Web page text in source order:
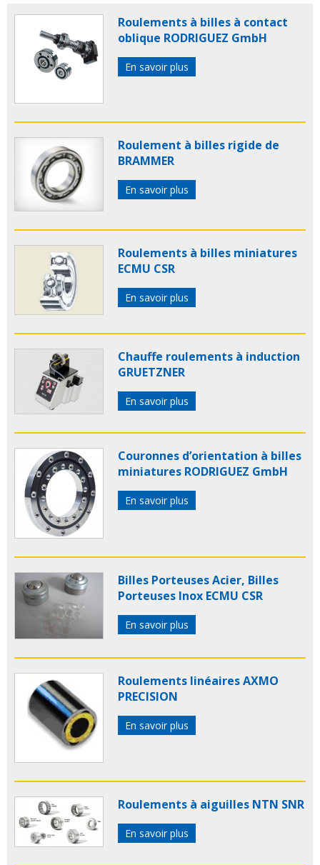
ecmubague de guidage
lineaires
bagues de guidagebague guidage
roulementbague autolubrifiante bagues
autolubrifiantes
bague autolubrifiante cylindrique
bagues autolubrifiantes cylindriques
Roulements à billes à contact
oblique RODRIGUEZ GmbH
En savoir plus
Roulement à billes rigide de
BRAMMER
En savoir plus
Roulements à billes miniatures
ECMU CSR
En savoir plus
Chauffe roulements à induction
GRUETZNER
En savoir plus
Couronnes d’orientation à billes
miniatures RODRIGUEZ GmbH
En savoir plus
Billes Porteuses Acier, Billes
Porteuses Inox ECMU CSR
En savoir plus
Roulements linéaires AXMO
PRECISION
En savoir plus
Roulements à aiguilles NTN SNR
En savoir plus